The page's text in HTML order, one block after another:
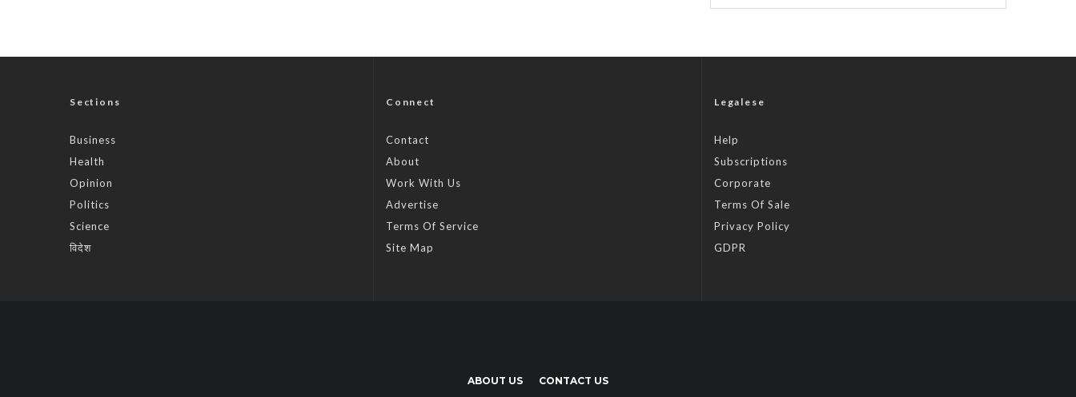
Sections
Business
Health
Opinion
Politics
Science
विदेश
Connect
Contact
About
Work With Us
Advertise
Terms Of Service
Site Map
Legalese
Help
Subscriptions
Corporate
Terms Of Sale
Privacy Policy
GDPR
ABOUT US CONTACT US